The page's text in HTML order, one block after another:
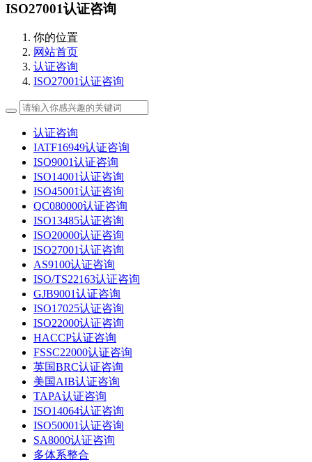
ISO27001认证咨询
你的位置
网站首页
认证咨询
ISO27001认证咨询
认证咨询
IATF16949认证咨询
ISO9001认证咨询
ISO14001认证咨询
ISO45001认证咨询
QC080000认证咨询
ISO13485认证咨询
ISO20000认证咨询
ISO27001认证咨询
AS9100认证咨询
ISO/TS22163认证咨询
GJB9001认证咨询
ISO17025认证咨询
ISO22000认证咨询
HACCP认证咨询
FSSC22000认证咨询
英国BRC认证咨询
美国AIB认证咨询
TAPA认证咨询
ISO14064认证咨询
ISO50001认证咨询
SA8000认证咨询
多体系整合